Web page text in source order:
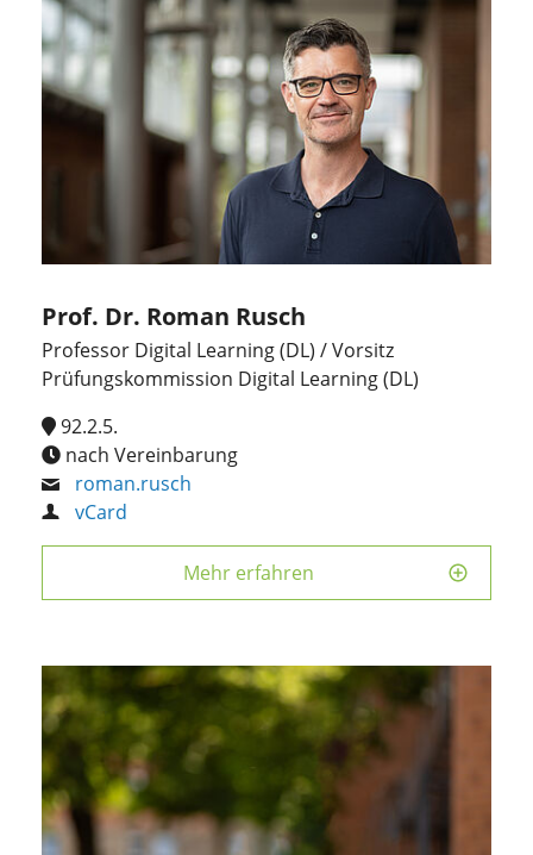
Prof. Dr. Roman Rusch
Professor Digital Learning (DL) / Vorsitz
Prüfungskommission Digital Learning (DL)
92.2.5.
nach Vereinbarung
roman.rusch
vCard
Mehr erfahren